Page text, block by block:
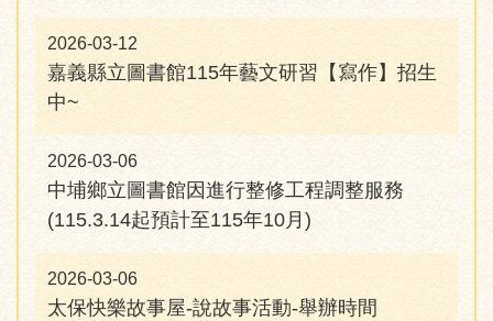
2026-03-12
嘉義縣立圖書館115年藝文研習【寫作】招生
中~
2026-03-06
中埔鄉立圖書館因進行整修工程調整服務
(115.3.14起預計至115年10月)
2026-03-06
太保快樂故事屋-說故事活動-舉辦時間